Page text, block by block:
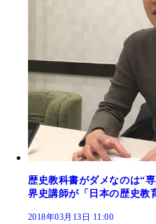
歴史教科書がダメなのは“
界史講師が「日本の歴史教
2018年03月13日 11:00